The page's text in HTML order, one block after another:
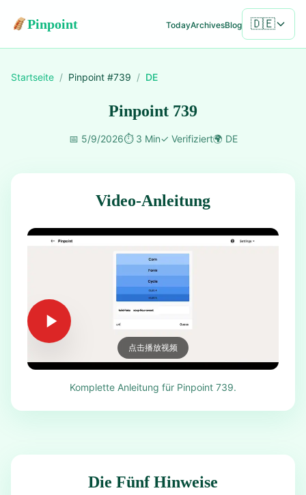
Pinpoint TodayArchivesBlog 🇩🇪
Startseite / Pinpoint #739 / DE
Pinpoint 739
📅 5/9/2026⏱️ 3 Min✓ Verifiziert🌍 DE
Video-Anleitung
点击播放视频
Komplette Anleitung für Pinpoint 739.
Die Fünf Hinweise